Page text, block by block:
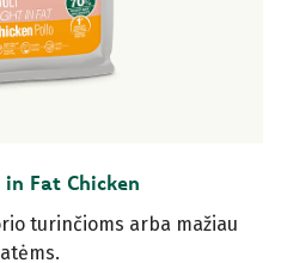
in Fat Chicken
turinčioms arba mažiau